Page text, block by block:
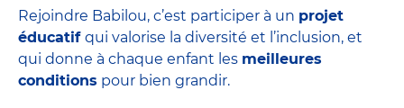
Rejoindre Babilou, c’est participer à un projet
éducatif qui valorise la diversité et l’inclusion, et
qui donne à chaque enfant les meilleures
conditions pour bien grandir.